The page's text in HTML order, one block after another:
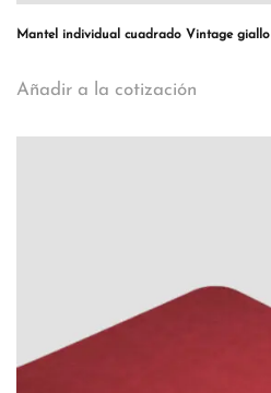
Mantel individual cuadrado Vintage giallo
Añadir a la cotización